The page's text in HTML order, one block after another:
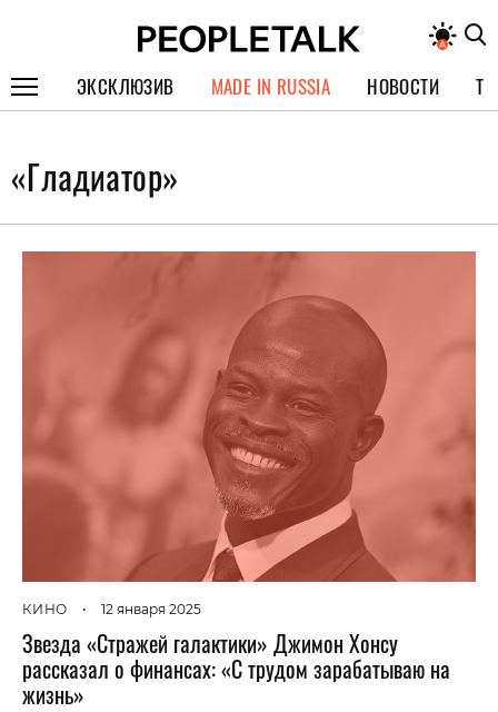
ЭКСКЛЮЗИВ
СПЕЦПРОЕКТЫ
ИНТЕРВЬЮ
MADE IN RUSSIA НОВОСТИ
«Гладиатор»
КИНО • 12 января 2025
Звезда «Стражей галактики» Джимон Хонсу
рассказал о финансах: «С трудом зарабатываю на
жизнь»